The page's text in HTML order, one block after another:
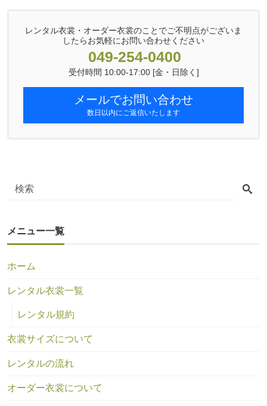
レンタル衣裳・オーダー衣裳のことでご不明点がございま
したらお気軽にお問い合わせください
049-254-0400
受付時間 10:00-17:00 [金・日除く]
メールでお問い合わせ
数日以内にご返信いたします
メニュー一覧
ホーム
レンタル衣裳一覧
レンタル規約
衣裳サイズについて
レンタルの流れ
オーダー衣裳について